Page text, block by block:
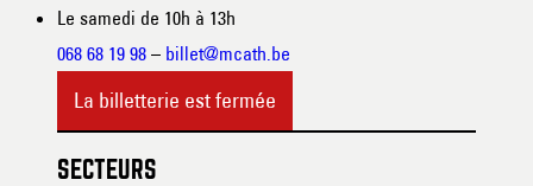
Le samedi de 10h à 13h
068 68 19 98 – billet@mcath.be
La billetterie est fermée
SECTEURS